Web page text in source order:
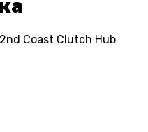
Coast Clutch Hub